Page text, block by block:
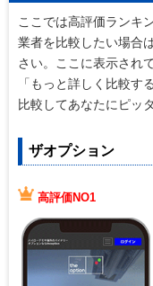
ここでは高評価ランキ
業者を比較したい場合
さい。ここに表示され
「もっと詳しく比較す
比較してあなたにピッ
ザオプション
高評価NO1